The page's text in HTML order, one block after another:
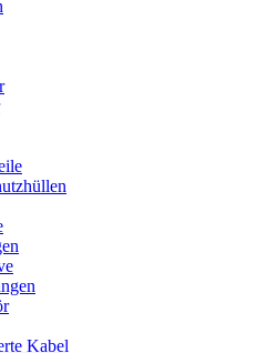
Kabel